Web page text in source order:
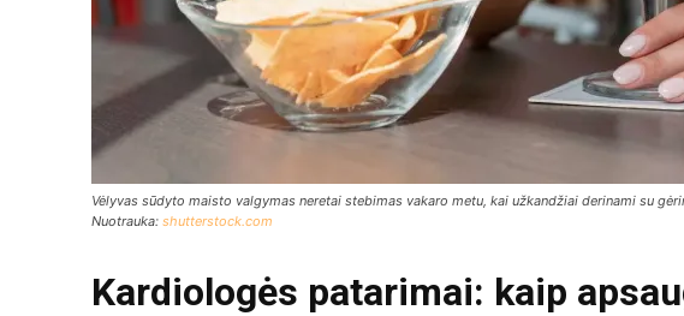
Vėlyvas sūdyto maisto valgymas neretai stebimas vakaro metu, kai užkandžiai derinami su
Nuotrauka: shutterstock.com
Kardiologės patarimai: kaip